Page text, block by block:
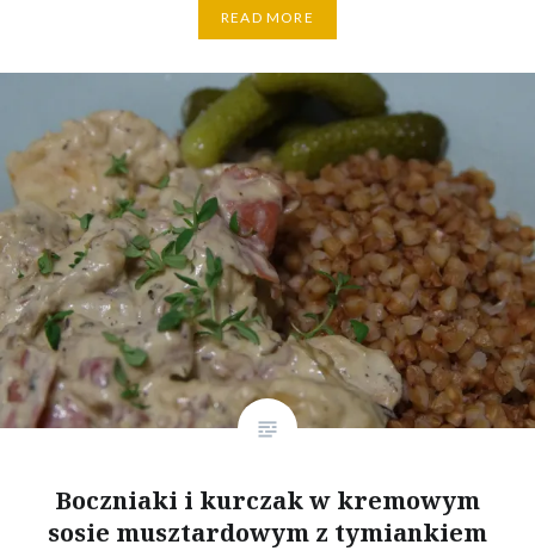
READ MORE
Boczniaki i kurczak w kremowym
sosie musztardowym z tymiankiem